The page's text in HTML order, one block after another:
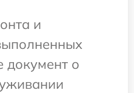
и
документ о